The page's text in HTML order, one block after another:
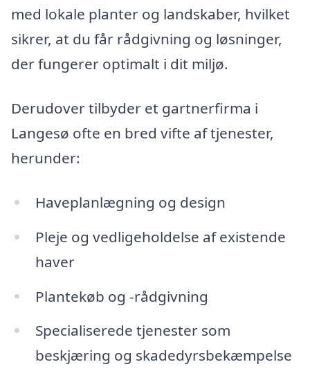
med lokale planter og landskaber, hvilket
sikrer, at du får rådgivning og løsninger,
der fungerer optimalt i dit miljø.
Derudover tilbyder et gartnerfirma i
Langesø ofte en bred vifte af tjenester,
herunder:
Haveplanlægning og design
Pleje og vedligeholdelse af existende
haver
Plantekøb og -rådgivning
Specialiserede tjenester som
beskjæring og skadedyrsbekæmpelse